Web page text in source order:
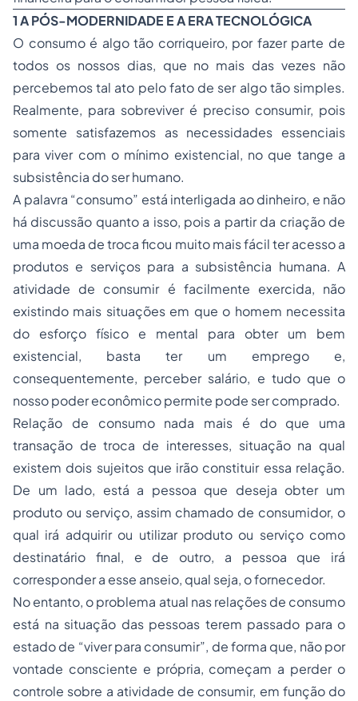
1 A PÓS-MODERNIDADE E A ERA TECNOLÓGICA
O consumo é algo tão corriqueiro, por fazer parte de
todos os nossos dias, que no mais das vezes não
percebemos tal ato pelo fato de ser algo tão simples.
Realmente, para sobreviver é preciso consumir, pois
somente satisfazemos as necessidades essenciais
para viver com o mínimo existencial, no que tange a
subsistência do ser humano.
A palavra “consumo” está interligada ao dinheiro, e não
há discussão quanto a isso, pois a partir da criação de
uma moeda de troca ficou muito mais fácil ter acesso a
produtos e serviços para a subsistência humana. A
atividade de consumir é facilmente exercida, não
existindo mais situações em que o homem necessita
do esforço físico e mental para obter um bem
existencial, basta ter um emprego e,
consequentemente, perceber salário, e tudo que o
nosso poder econômico permite pode ser comprado.
Relação de consumo nada mais é do que uma
transação de troca de interesses, situação na qual
existem dois sujeitos que irão constituir essa relação.
De um lado, está a pessoa que deseja obter um
produto ou serviço, assim chamado de consumidor, o
qual irá adquirir ou utilizar produto ou serviço como
destinatário final, e de outro, a pessoa que irá
corresponder a esse anseio, qual seja, o fornecedor.
No entanto, o problema atual nas relações de consumo
está na situação das pessoas terem passado para o
estado de “viver para consumir”, de forma que, não por
vontade consciente e própria, começam a perder o
controle sobre a atividade de consumir, em função do